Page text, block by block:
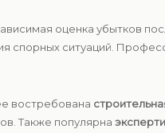
оценка убытков
спорных ситуаций.
востребована
Также популярна